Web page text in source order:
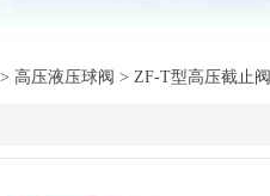
> 高压液压球阀 > ZF-T型高压截止阀